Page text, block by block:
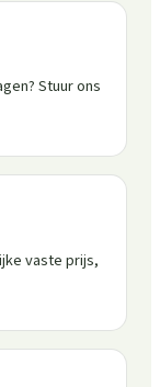
Stuur ons
vaste prijs,